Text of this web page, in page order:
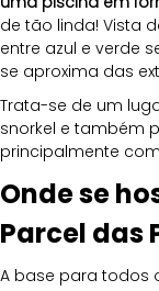
de tão linda! Vista
entre azul e verde
se aproxima das
Trata-se de um
snorkel e também
principalmente
Onde se
Parcel das
A base para todos